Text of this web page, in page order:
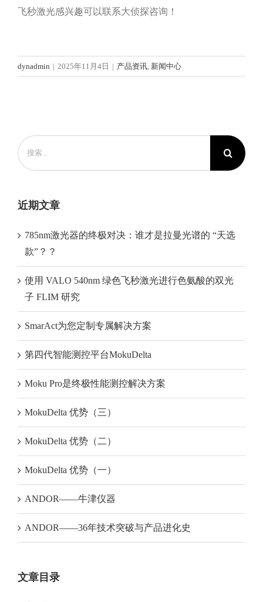
飞秒激光感兴趣可以联系大侦探咨询！
dynadmin | 2025年11月4日 | 产品资讯 新闻中心
搜
索：
近期文章
785nm激光器的终极对决：谁才是拉曼光谱的 “天选
款”？？
使用 VALO 540nm 绿色飞秒激光进行色氨酸的双光
子 FLIM 研究
SmarAct为您定制专属解决方案
第四代智能测控平台MokuDelta
Moku Pro是终极性能测控解决方案
MokuDelta 优势（三）
MokuDelta 优势（二）
MokuDelta 优势（一）
ANDOR——牛津仪器
ANDOR——36年技术突破与产品进化史
文章目录